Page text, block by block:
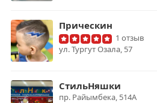
Прическин
1 отзыв
ул. ​Тургут Озала, 57
СтильНяшки
пр. Райымбека, 514А